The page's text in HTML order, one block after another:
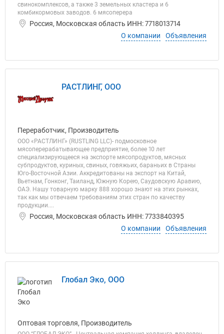
свинокомплексов, а также 3 земельных кластера и 6
комбикормовых заводов. 6 мясоперера
Россия, Московская область ИНН: 7718013714
О компании
Объявления
РАСТЛИНГ, ООО
Переработчик, Производитель
ООО «РАСТЛИНГ» (RUSTLING LLС)- подмосковное
мясоперерабатывающее предприятие, более 10 лет
специализирующееся на экспорте мясопродуктов, мясных
субпродуктов, куриных, свиных, говяжьих, бараньих в Страны
Юго-Восточной Азии. Аккредитованы на экспорт на Китай,
Вьетнам, Гонконг, Таиланд, Южную Корею, Саудовскую Аравию,
ОАЭ. Нашу товарную марку 888 хорошо знают на этих рынках,
так как мы отвечаем требованиям этих стран по качеству
продукции....
Россия, Московская область ИНН: 7733840395
О компании
Объявления
Глобал Эко, ООО
Оптовая торговля, Производитель